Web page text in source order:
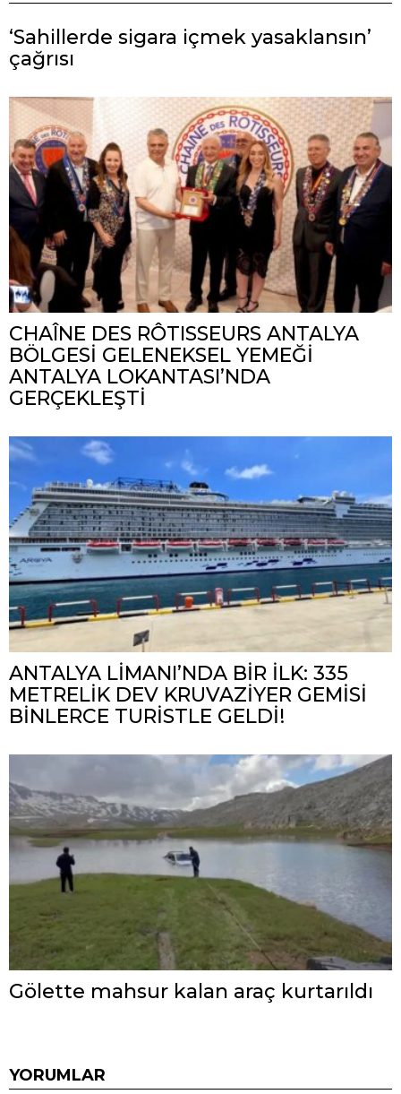
‘Sahillerde sigara içmek yasaklansın’
çağrısı
CHAÎNE DES RÔTISSEURS ANTALYA
BÖLGESİ GELENEKSEL YEMEĞİ
ANTALYA LOKANTASI’NDA
GERÇEKLEŞTİ
ANTALYA LİMANI’NDA BİR İLK: 335
METRELİK DEV KRUVAZİYER GEMİSİ
BİNLERCE TURİSTLE GELDİ!
Gölette mahsur kalan araç kurtarıldı
YORUMLAR